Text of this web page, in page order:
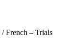
/ French – Trials